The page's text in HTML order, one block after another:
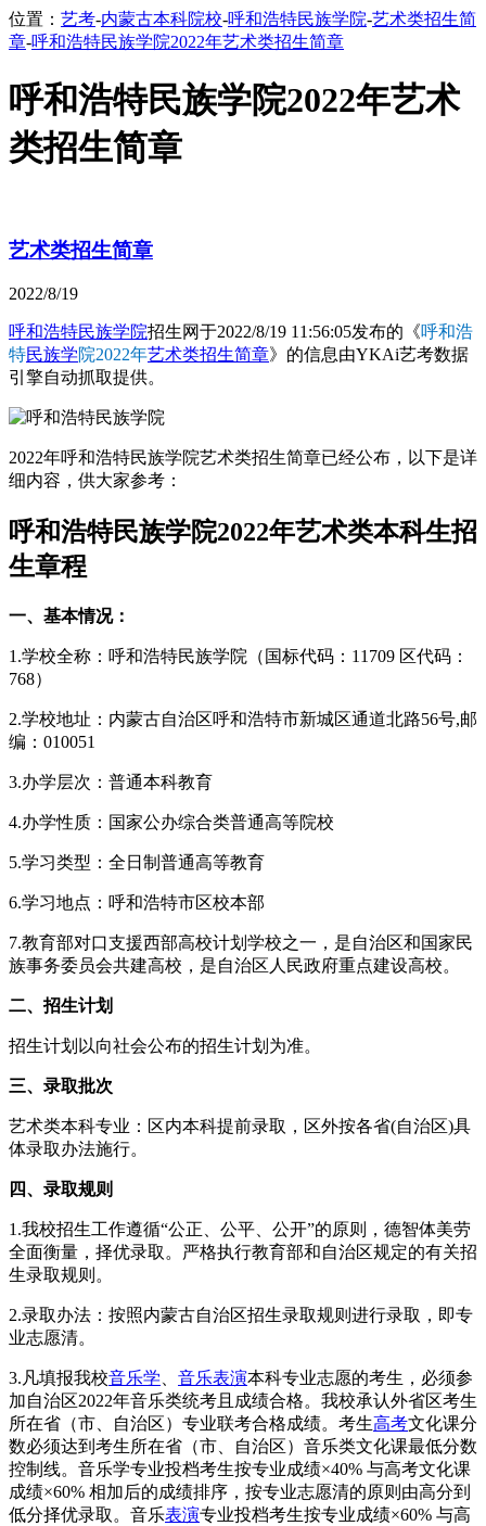
位置： 艺考-内蒙古本科院校-呼和浩特民族学院-艺术类招生简
章-呼和浩特民族学院2022年艺术类招生简章
呼和浩特民族学院2022年艺术
类招生简章
艺术类招生简章
2022/8/19
呼和浩特民族学院招生网于2022/8/19 11:56:05发布的《呼和浩
特民族学院2022年艺术类招生简章》的信息由YKAi艺考数据
引擎自动抓取提供。
2022年呼和浩特民族学院艺术类招生简章已经公布，以下是详
细内容，供大家参考：
呼和浩特民族学院2022年艺术类本科生招
生章程
一、基本情况：
1.学校全称：呼和浩特民族学院（国标代码：11709 区代码：
768）
2.学校地址：内蒙古自治区呼和浩特市新城区通道北路56号,邮
编：010051
3.办学层次：普通本科教育
4.办学性质：国家公办综合类普通高等院校
5.学习类型：全日制普通高等教育
6.学习地点：呼和浩特市区校本部
7.教育部对口支援西部高校计划学校之一，是自治区和国家民
族事务委员会共建高校，是自治区人民政府重点建设高校。
二、招生计划
招生计划以向社会公布的招生计划为准。
三、录取批次
艺术类本科专业：区内本科提前录取，区外按各省(自治区)具
体录取办法施行。
四、录取规则
1.我校招生工作遵循“公正、公平、公开”的原则，德智体美劳
全面衡量，择优录取。严格执行教育部和自治区规定的有关招
生录取规则。
2.录取办法：按照内蒙古自治区招生录取规则进行录取，即专
业志愿清。
3.凡填报我校音乐学 音乐表演本科专业志愿的考生，必须参
加自治区2022年音乐类统考且成绩合格。我校承认外省区考生
所在省（市、自治区）专业联考合格成绩。考生高考文化课分
数必须达到考生所在省（市、自治区）音乐类文化课最低分数
控制线。音乐学专业投档考生按专业成绩×40% 与高考文化课
成绩×60% 相加后的成绩排序，按专业志愿清的原则由高分到
低分择优录取。音乐表演专业投档考生按专业成绩×60% 与高